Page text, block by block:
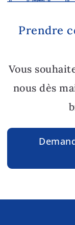
Prendre
Vous
nous dès